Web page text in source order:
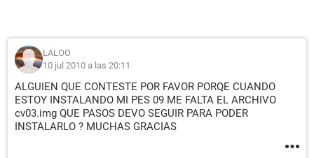
LALOO
10 jul 2010 a las 20:11
ALGUIEN QUE CONTESTE POR FAVOR PORQE CUANDO
ESTOY INSTALANDO MI PES 09 ME FALTA EL ARCHIVO
cv03.img QUE PASOS DEVO SEGUIR PARA PODER
INSTALARLO ? MUCHAS GRACIAS